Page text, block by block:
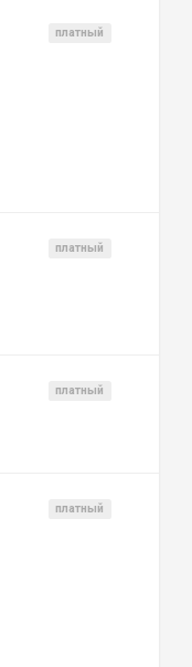
платный
платный
платный
платный